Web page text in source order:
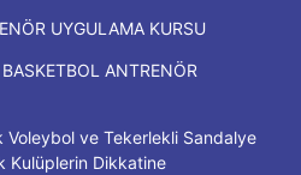
UYGULAMA KURSU
ANTRENÖR
ve Tekerlekli Sandalye
Kulüplerin Dikkatine